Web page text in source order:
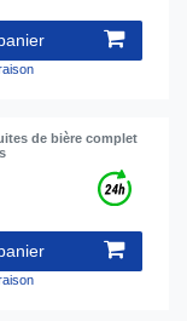
de bière complet